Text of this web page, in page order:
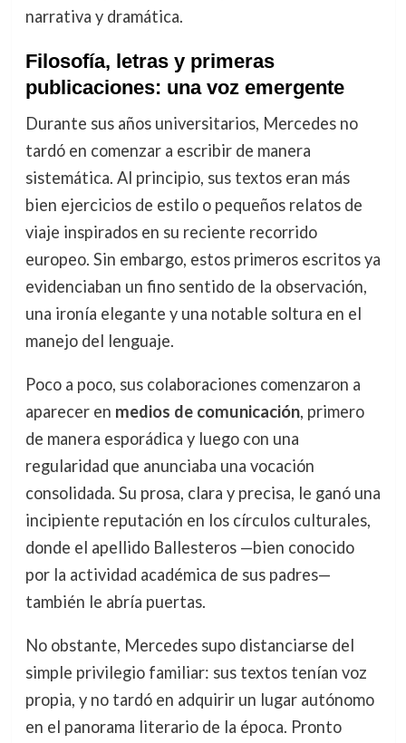
narrativa y dramática.
Filosofía, letras y primeras
publicaciones: una voz emergente
Durante sus años universitarios, Mercedes no
tardó en comenzar a escribir de manera
sistemática. Al principio, sus textos eran más
bien ejercicios de estilo o pequeños relatos de
viaje inspirados en su reciente recorrido
europeo. Sin embargo, estos primeros escritos ya
evidenciaban un fino sentido de la observación,
una ironía elegante y una notable soltura en el
manejo del lenguaje.
Poco a poco, sus colaboraciones comenzaron a
aparecer en medios de comunicación, primero
de manera esporádica y luego con una
regularidad que anunciaba una vocación
consolidada. Su prosa, clara y precisa, le ganó una
incipiente reputación en los círculos culturales,
donde el apellido Ballesteros —bien conocido
por la actividad académica de sus padres—
también le abría puertas.
No obstante, Mercedes supo distanciarse del
simple privilegio familiar: sus textos tenían voz
propia, y no tardó en adquirir un lugar autónomo
en el panorama literario de la época. Pronto